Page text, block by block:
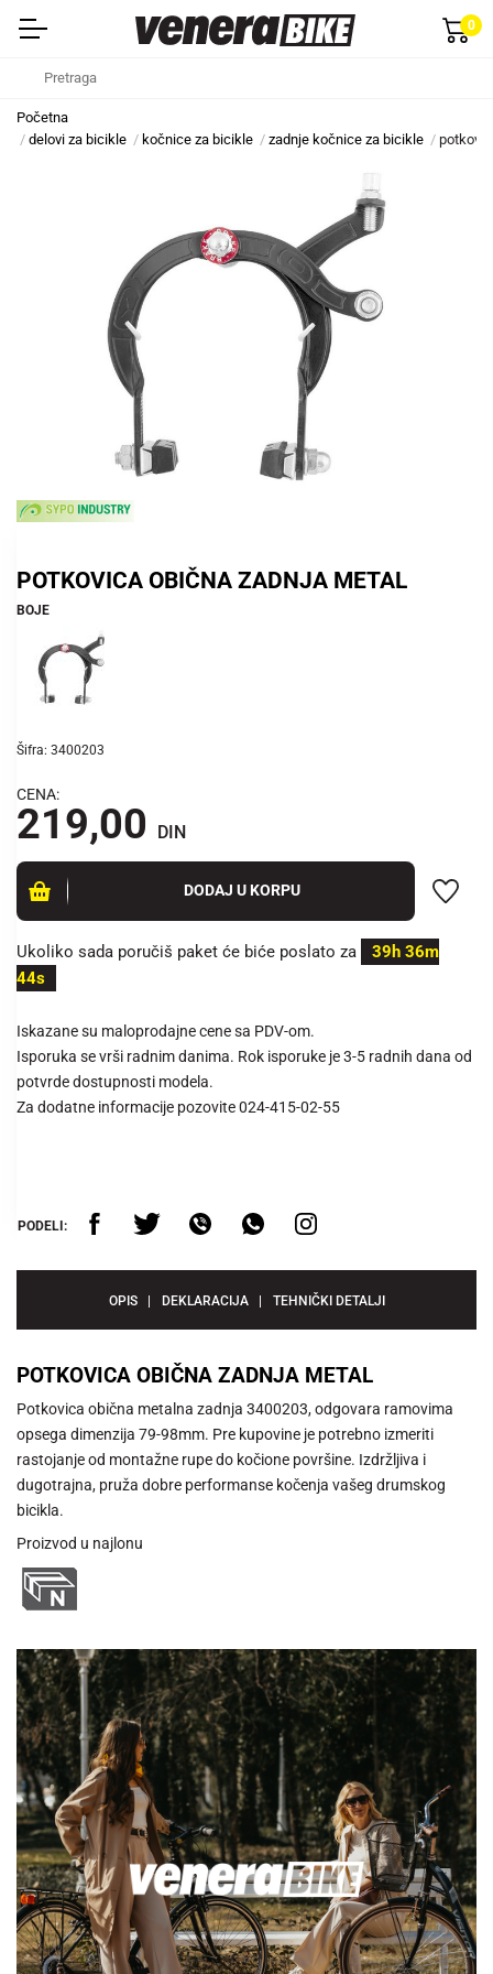
0
Početna
delovi za bicikle
kočnice za bicikle zadnje kočnice za bicikle
POTKOVICA OBIČNA ZADNJA METAL
BOJE
Šifra: 3400203
CENA:
219,00 DIN
DODAJ U KORPU
Ukoliko sada poručiš paket će biće poslato za
39h 36m
43s
Iskazane su maloprodajne cene sa PDV-om.
Isporuka se vrši radnim danima. Rok isporuke je 3-5 radnih dana od
potvrde dostupnosti modela.
Za dodatne informacije pozovite 024-415-02-55
PODELI:
OPIS DEKLARACIJA TEHNIČKI DETALJI
POTKOVICA OBIČNA ZADNJA METAL
Potkovica obična metalna zadnja 3400203, odgovara ramovima
opsega dimenzija 79-98mm. Pre kupovine je potrebno izmeriti
rastojanje od montažne rupe do kočione površine. Izdržljiva i
dugotrajna, pruža dobre performanse kočenja vašeg drumskog
bicikla.
Proizvod u najlonu